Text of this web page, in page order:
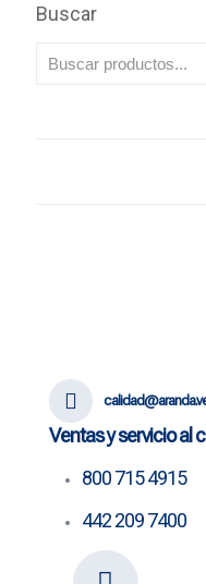
Buscar
Ventas y servicio al
800 715 4915
442 209 7400